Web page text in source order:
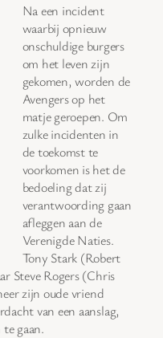
Na een incident
waarbij opnieuw
onschuldige burgers
om het leven zijn
gekomen, worden de
Avengers op het
matje geroepen. Om
zulke incidenten in
de toekomst te
voorkomen is het de
bedoeling dat zij
verantwoording gaan
afleggen aan de
Verenigde Naties.
Tony Stark (Robert
Steve Rogers (Chris
zijn oude vriend
van een aanslag,
gaan.